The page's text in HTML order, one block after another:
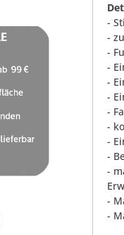
-
-
-
-
-
-
-
-
-
-
-
-
-